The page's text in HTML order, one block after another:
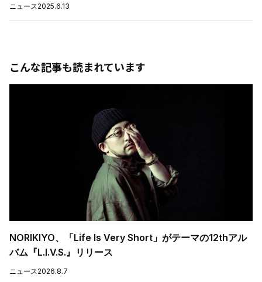
ニュース2025.6.13
こんな記事も読まれています
NORIKIYO、「Life Is Very Short」がテーマの12thアル
バム『L.I.V.S.』リリース
ニュース2026.8.7